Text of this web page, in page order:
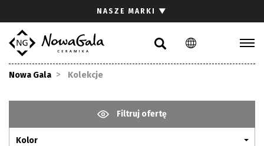
PL EN
NASZE MARKI ▼
Nowa Gala Kolekcje
Filtruj ofertę
Kolor
Gdzie kupić
Pliki do pobrania